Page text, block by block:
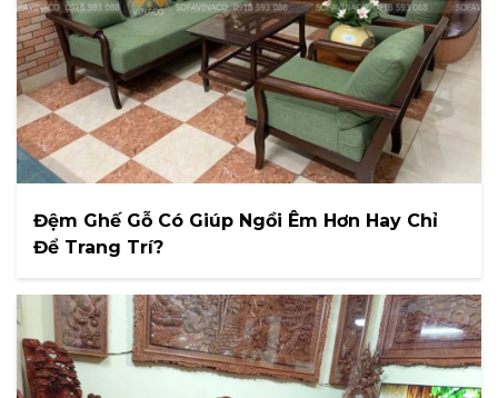
Đệm Ghế Gỗ Có Giúp Ngồi Êm Hơn Hay Chỉ
Để Trang Trí?